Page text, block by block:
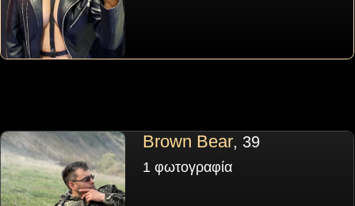
Brown Bear, 39
1 φωτογραφία